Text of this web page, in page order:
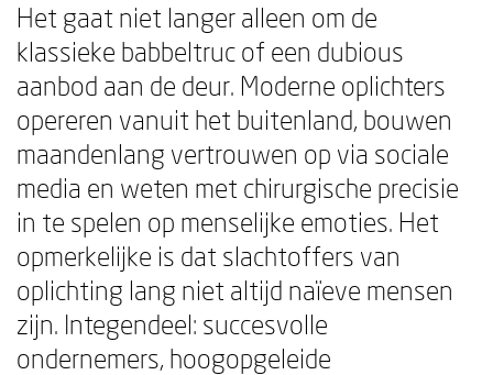
Het gaat niet langer alleen om de
klassieke babbeltruc of een dubious
aanbod aan de deur. Moderne oplichters
opereren vanuit het buitenland, bouwen
maandenlang vertrouwen op via sociale
media en weten met chirurgische precisie
in te spelen op menselijke emoties. Het
opmerkelijke is dat slachtoffers van
oplichting lang niet altijd naïeve mensen
zijn. Integendeel: succesvolle
ondernemers, hoogopgeleide